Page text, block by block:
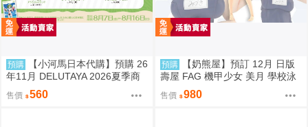
預購
【小河馬日本代購】預購 26
年11月 DELUTAYA 2026夏季商
品
售價 560
預購
【奶熊屋】預訂 12月 日版
壽屋 FAG 機甲少女 美月 學校泳
裝 死庫水 一般版 組裝模型 0810
售價 980